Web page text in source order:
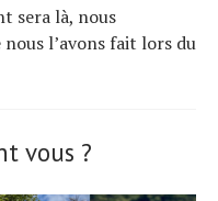
sera là, nous
l’avons fait lors du
vous ?